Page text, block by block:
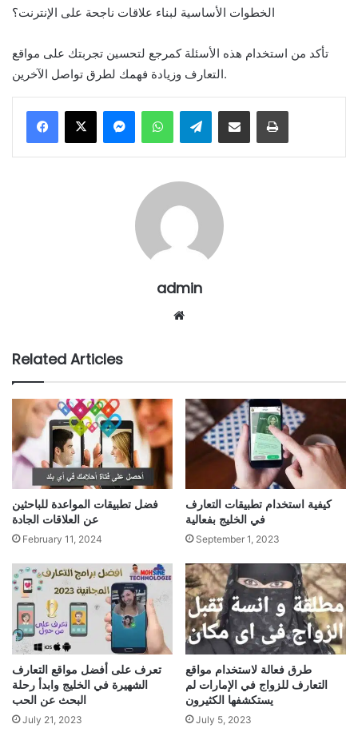
الخطوات الأساسية لبناء علاقات ناجحة على الإنترنت؟
تأكد من استخدام هذه الأسئلة كمرجع لتحسين تجربتك على مواقع
التعارف وزيادة فهمك لطرق تواصل الآخرين.
MessengerWhatsAppTelegramShare via Email Print
admin
Related Articles
فضل تطبيقات المواعدة للباحثين
عن العلاقات الجادة
February 11, 2024
كيفية استخدام تطبيقات التعارف
في الخليج بفعالية
September 1, 2023
تعرف على أفضل مواقع التعارف
الشهيرة في الخليج وابدأ رحلة
البحث عن الحب
July 21, 2023
طرق فعالة لاستخدام مواقع
التعارف للزواج في الإمارات لم
يستكشفها الكثيرون
July 5, 2023